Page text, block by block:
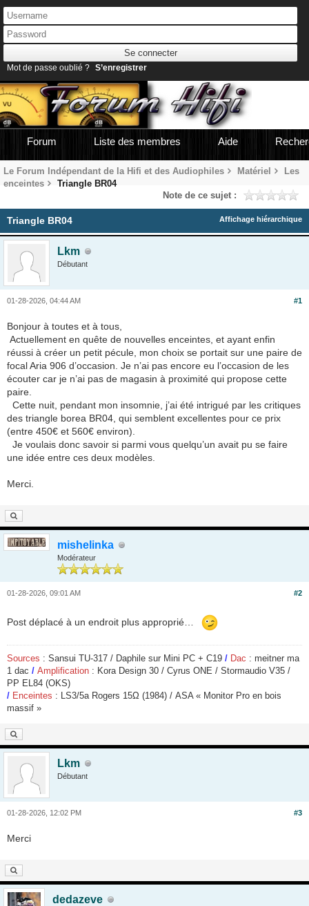
Mot de passe oublié ? S’enregistrer
Forum Liste des membres Aide
Le Forum Indépendant de la Hifi et des Audiophiles Matériel
Les
enceintes
Triangle BR04
Note de ce sujet :
Affichage hiérarchique
Triangle BR04
Lkm
Débutant
#1
01-28-2026, 04:44 AM
Bonjour à toutes et à tous,
Actuellement en quête de nouvelles enceintes, et ayant enfin
réussi à créer un petit pécule, mon choix se portait sur une paire de
focal Aria 906 d’occasion. Je n’ai pas encore eu l’occasion de les
écouter car je n’ai pas de magasin à proximité qui propose cette
paire.
Cette nuit, pendant mon insomnie, j’ai été intrigué par les critiques
des triangle borea BR04, qui semblent excellentes pour ce prix
(entre 450€ et 560€ environ).
Je voulais donc savoir si parmi vous quelqu’un avait pu se faire
une idée entre ces deux modèles.
Merci.
mishelinka
Modérateur
#2
01-28-2026, 09:01 AM
Post déplacé à un endroit plus approprié…
Sources : Sansui TU-317 / Daphile sur Mini PC + C19 / Dac : meitner ma
1 dac / Amplification : Kora Design 30 / Cyrus ONE / Stormaudio V35 /
PP EL84 (OKS)
/ Enceintes : LS3/5a Rogers 15Ω (1984) / ASA « Monitor Pro en bois
massif »
Lkm
Débutant
#3
01-28-2026, 12:02 PM
Merci
dedazeve